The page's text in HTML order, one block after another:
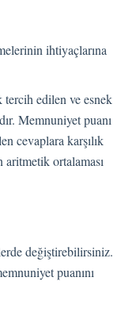
Mobil)
ihtiyaçlarına
edilen ve esnek
Memnuniyet puanı
cevaplara karşılık
ortalaması
değiştirebilirsiniz.
puanını